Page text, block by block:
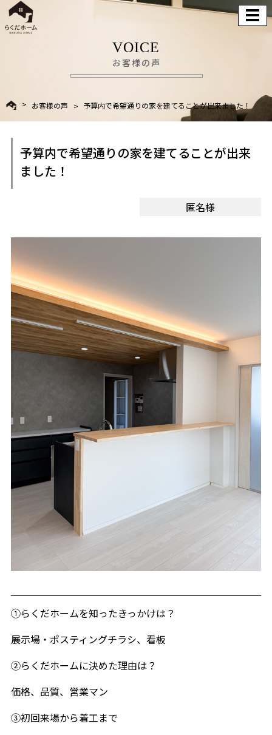
VOICE
お客様の声
お客様の声 予算内で希望通りの家を建てることが出来ました！
予算内で希望通りの家を建てることが出来
ました！
匿名様
①らくだホームを知ったきっかけは？
展示場・ポスティングチラシ、看板
②らくだホームに決めた理由は？
価格、品質、営業マン
③初回来場から着工まで